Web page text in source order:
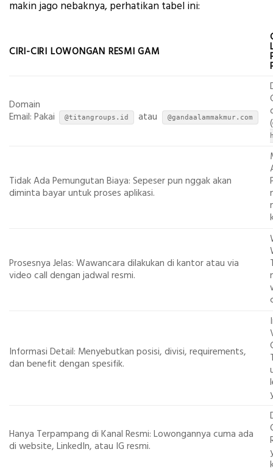
makin jago nebaknya, perhatikan tabel ini:
CIRI-CIRI LOWONGAN RESMI GAM
Domain
Email: Pakai
@titangroups.id atau @gandaalammakmur.com
Tidak Ada Pemungutan Biaya: Sepeser pun nggak akan
diminta bayar untuk proses aplikasi.
Prosesnya Jelas: Wawancara dilakukan di kantor atau via
video call dengan jadwal resmi.
Informasi Detail: Menyebutkan posisi, divisi, requirements,
dan benefit dengan spesifik.
Hanya Terpampang di Kanal Resmi: Lowongannya cuma ada
di website, LinkedIn, atau IG resmi.